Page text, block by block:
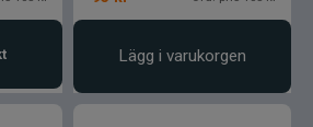
Lägg i varukorgen